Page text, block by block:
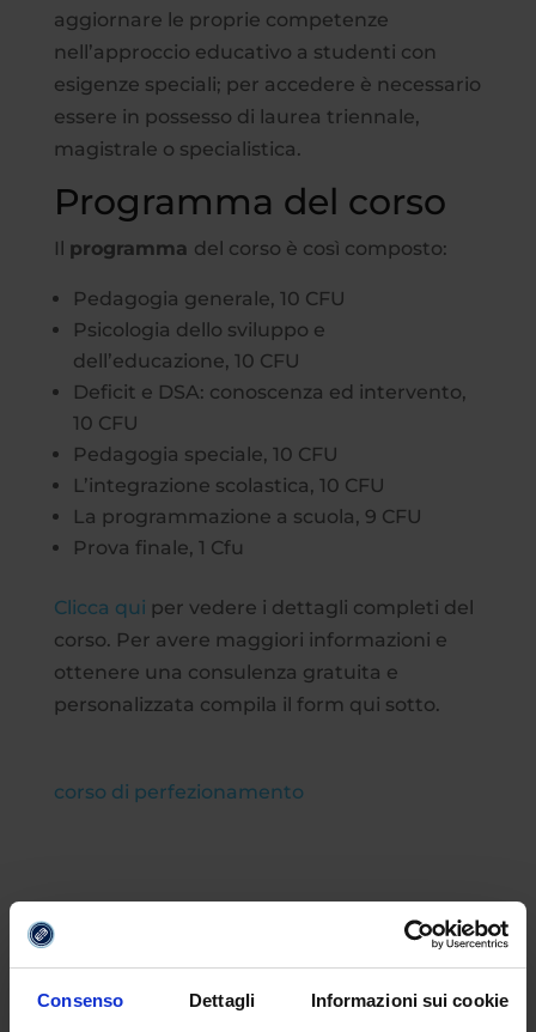
Consenso Dettagli Informazioni sui cookie
aggiornare le proprie competenze
nell’approccio educativo a studenti con
esigenze speciali; per accedere è necessario
essere in possesso di laurea triennale,
magistrale o specialistica.
Programma del corso
Il programma del corso è così composto:
Pedagogia generale, 10 CFU
Psicologia dello sviluppo e
dell’educazione, 10 CFU
Deficit e DSA: conoscenza ed intervento,
10 CFU
Pedagogia speciale, 10 CFU
L’integrazione scolastica, 10 CFU
La programmazione a scuola, 9 CFU
Prova finale, 1 Cfu
Clicca qui per vedere i dettagli completi del
corso. Per avere maggiori informazioni e
ottenere una consulenza gratuita e
personalizzata compila il form qui sotto.
corso di perfezionamento